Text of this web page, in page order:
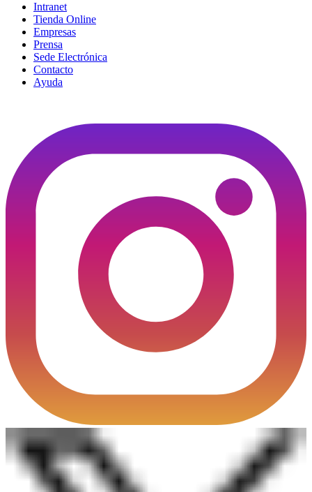
Intranet
Tienda Online
Empresas
Prensa
Sede Electrónica
Contacto
Ayuda